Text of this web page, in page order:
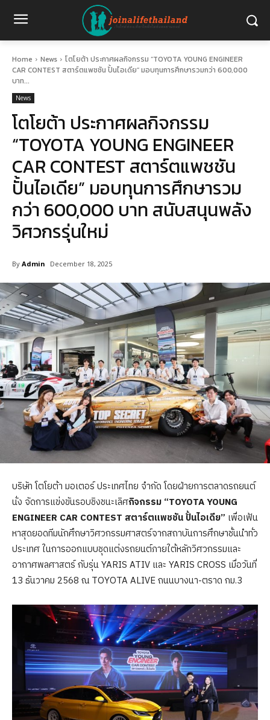
Home News
โตโยต้า ประกาศผลกิจกรรม “TOYOTA YOUNG ENGINEER
CAR CONTEST สตาร์ตแพชชัน ปั้นไอเดีย” มอบทุนการศึกษารวมกว่า 600,000
บาท...
News
โตโยต้า ประกาศผลกิจกรรม
“TOYOTA YOUNG ENGINEER
CAR CONTEST สตาร์ตแพชชัน
ปั้นไอเดีย” มอบทุนการศึกษารวม
กว่า 600,000 บาท สนับสนุนพลัง
วิศวกรรุ่นใหม่
By Admin December 18, 2025
บริษัท โตโยต้า มอเตอร์ ประเทศไทย จำกัด โดยฝ่ายการตลาดรถยนต์
นั่ง จัดการแข่งขันรอบชิงชนะเลิศกิจกรรม “TOYOTA YOUNG
ENGINEER CAR CONTEST สตาร์ตแพชชัน ปั้นไอเดีย” เพื่อเฟ้น
หาสุดยอดทีมนักศึกษาวิศวกรรมศาสตร์จากสถาบันการศึกษาชั้นนำทั่ว
ประเทศ ในการออกแบบชุดแต่งรถยนต์ภายใต้หลักวิศวกรรมและ
อากาศพลศาสตร์ กับรุ่น YARIS ATIV และ YARIS CROSS เมื่อวันที่
13 ธันวาคม 2568 ณ TOYOTA ALIVE ถนนบางนา-ตราด กม.3